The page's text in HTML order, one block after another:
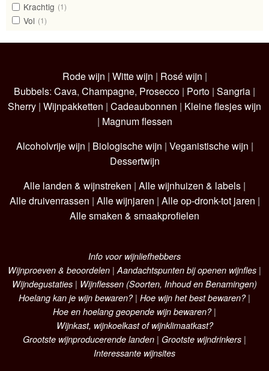
Krachtig (1)
Vol (1)
Rode wijn | Witte wijn | Rosé wijn |
Bubbels: Cava, Champagne, Prosecco | Porto | Sangria |
Sherry | Wijnpakketten | Cadeaubonnen | Kleine flesjes wijn
| Magnum flessen
Alcoholvrije wijn | Biologische wijn | Veganistische wijn |
Dessertwijn
Alle landen & wijnstreken | Alle wijnhuizen & labels |
Alle druivenrassen | Alle wijnjaren | Alle op-dronk-tot jaren |
Alle smaken & smaakprofielen
Info voor wijnliefhebbers
Wijnproeven & beoordelen | Aandachtspunten bij openen wijnfles |
Wijndegustaties | Wijnflessen (Soorten, Inhoud en Benamingen)
Hoelang kan je wijn bewaren?| Hoe wijn het best bewaren?|
Hoe en hoelang geopende wijn bewaren?|
Wijnkast, wijnkoelkast of wijnklimaatkast?
Grootste wijnproducerende landen | Grootste wijndrinkers |
Interessante wijnsites